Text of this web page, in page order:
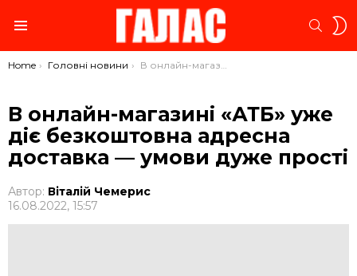
You are here:
Home Головні новини В онлайн-магазині «АТБ» уже діє безкоштовна адресна доставка — умови дуже прості
В онлайн-магазині «АТБ» уже
діє безкоштовна адресна
доставка — умови дуже прості
Автор: Віталій Чемерис
16.08.2022, 15:57